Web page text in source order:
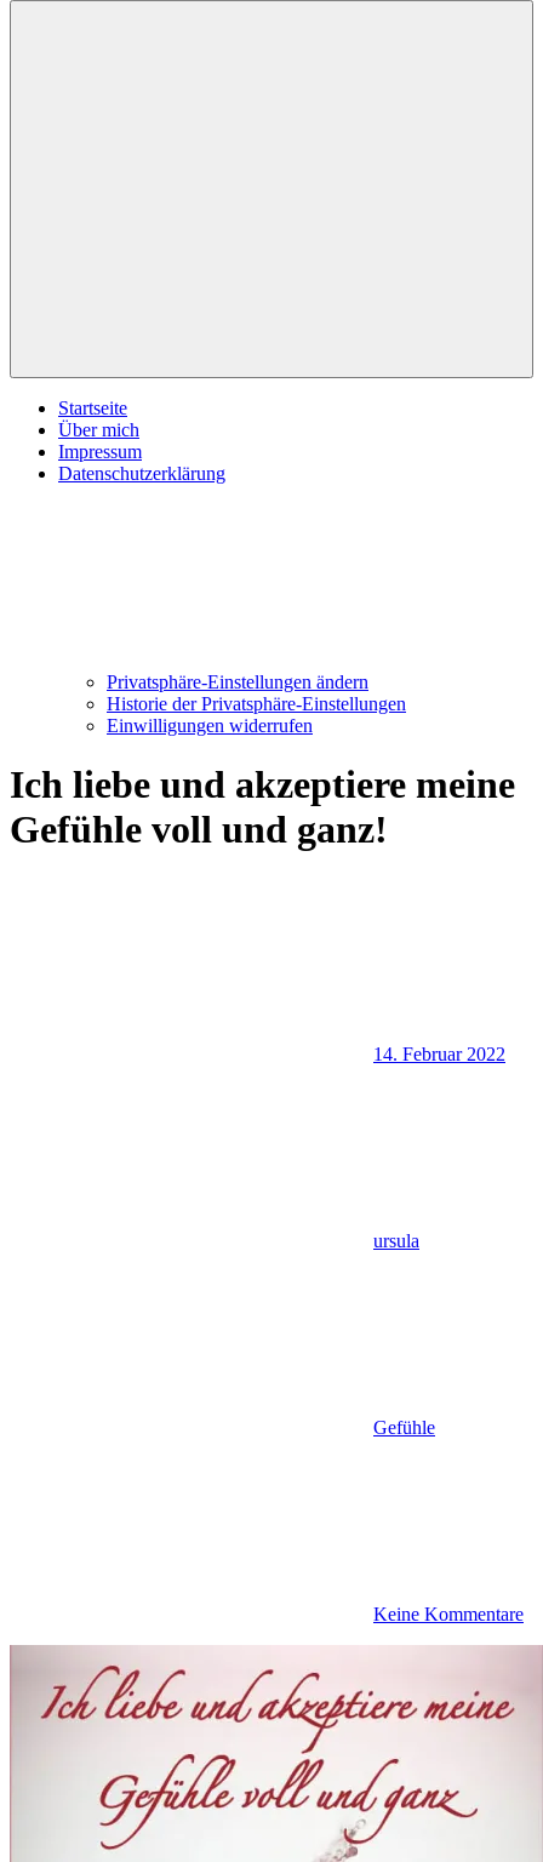
Startseite
Über mich
Impressum
Datenschutzerklärung
Privatsphäre-Einstellungen ändern
Historie der Privatsphäre-Einstellungen
Einwilligungen widerrufen
Ich liebe und akzeptiere meine
Gefühle voll und ganz!
14. Februar 2022
ursula
Gefühle
Keine Kommentare